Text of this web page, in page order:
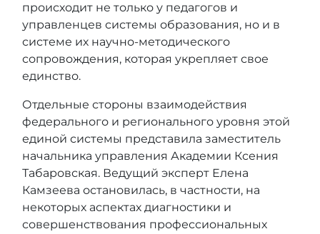
происходит не только у педагогов и
управленцев системы образования, но и в
системе их научно-методического
сопровождения, которая укрепляет свое
единство.
Отдельные стороны взаимодействия
федерального и регионального уровня этой
единой системы представила заместитель
начальника управления Академии Ксения
Табаровская. Ведущий эксперт Елена
Камзеева остановилась, в частности, на
некоторых аспектах диагностики и
совершенствования профессиональных